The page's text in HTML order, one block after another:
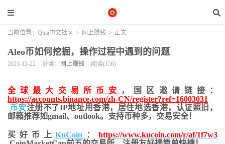
当前位置： Quai中文社区 > 网上赚钱 > 正文
Aleo币如何挖掘，操作过程中遇到的问题
2021-12-22 分类： 网上赚钱 阅读(156)
全球最大交易所 币安
，国区邀请链接：
https://accounts.binance.com/zh-CN/register?ref=16003031
币安注册不了IP地址用香港，居住地选香港，认证照旧，
邮箱推荐如gmail、outlook。支持币种多，交易安全！
买好币上KuCoin ：https://www.kucoin.com/r/af/1f7w3